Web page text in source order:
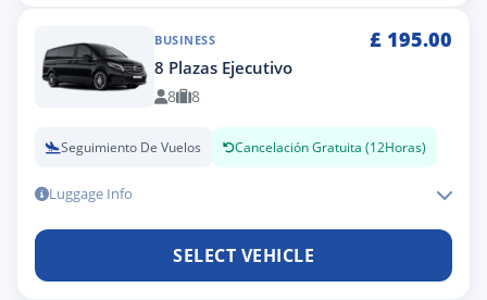
BUSINESS £ 195.00
8 Plazas Ejecutivo
8 8
Seguimiento De Vuelos Cancelación Gratuita (12Horas)
Luggage Info
SELECT VEHICLE